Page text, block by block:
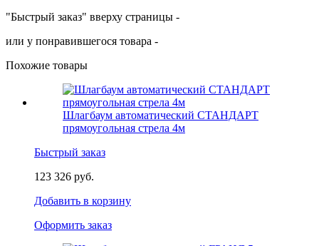
"Быстрый заказ" вверху страницы -
или у понравившегося товара -
Похожие товары
Шлагбаум автоматический СТАНДАРТ
прямоугольная стрела 4м
Быстрый заказ
123 326 руб.
Добавить в корзину
Оформить заказ